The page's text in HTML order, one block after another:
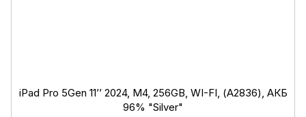
iPad Pro 5Gen 11’’ 2024, М4, 256GB, WI-FI, (А2836), АКБ
96% "Silver"